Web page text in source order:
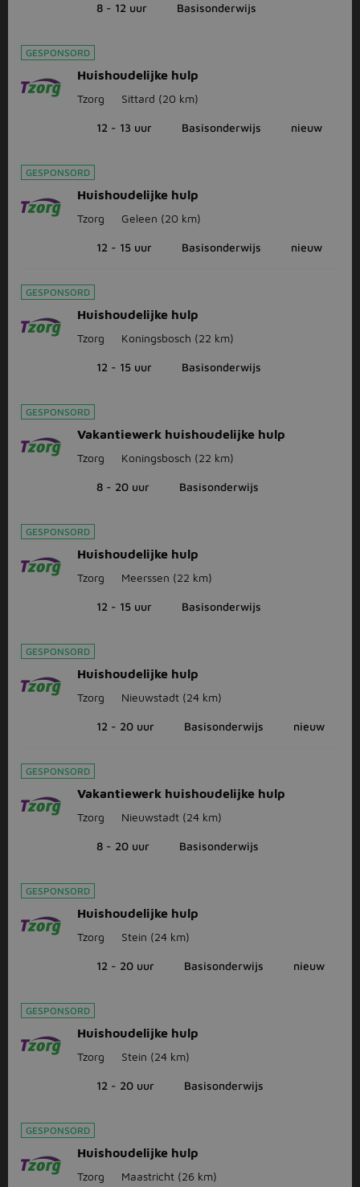
8 - 12 uur Basisonderwijs
GESPONSORD
Huishoudelijke hulp
Tzorg Sittard (20 km)
12 - 13 uur Basisonderwijs nieuw
GESPONSORD
Huishoudelijke hulp
Tzorg Geleen (20 km)
12 - 15 uur Basisonderwijs nieuw
GESPONSORD
Huishoudelijke hulp
Tzorg Koningsbosch (22 km)
12 - 15 uur Basisonderwijs
GESPONSORD
Vakantiewerk huishoudelijke hulp
Tzorg Koningsbosch (22 km)
8 - 20 uur Basisonderwijs
GESPONSORD
Huishoudelijke hulp
Tzorg Meerssen (22 km)
12 - 15 uur Basisonderwijs
GESPONSORD
Huishoudelijke hulp
Tzorg Nieuwstadt (24 km)
12 - 20 uur Basisonderwijs nieuw
GESPONSORD
Vakantiewerk huishoudelijke hulp
Tzorg Nieuwstadt (24 km)
8 - 20 uur Basisonderwijs
GESPONSORD
Huishoudelijke hulp
Tzorg Stein (24 km)
12 - 20 uur Basisonderwijs nieuw
GESPONSORD
Huishoudelijke hulp
Tzorg Stein (24 km)
12 - 20 uur Basisonderwijs
GESPONSORD
Huishoudelijke hulp
Tzorg Maastricht (26 km)